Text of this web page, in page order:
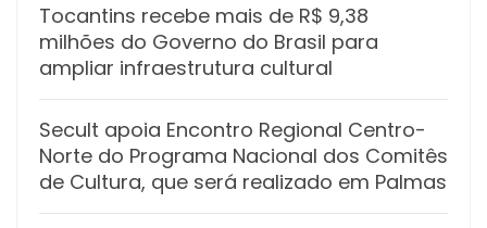
Tocantins recebe mais de R$ 9,38
milhões do Governo do Brasil para
ampliar infraestrutura cultural
Secult apoia Encontro Regional Centro-
Norte do Programa Nacional dos Comitês
de Cultura, que será realizado em Palmas